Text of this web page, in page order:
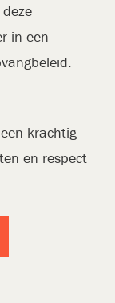
in een
krachtig
en respect